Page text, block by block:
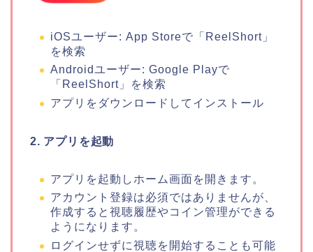
iOSユーザー: App Storeで「ReelShort」
を検索
Androidユーザー: Google Playで
「ReelShort」を検索
アプリをダウンロードしてインストール
2. アプリを起動
アプリを起動しホーム画面を開きます。
アカウント登録は必須ではありませんが、
作成すると視聴履歴やコイン管理ができる
ようになります。
ログインせずに視聴を開始することも可能